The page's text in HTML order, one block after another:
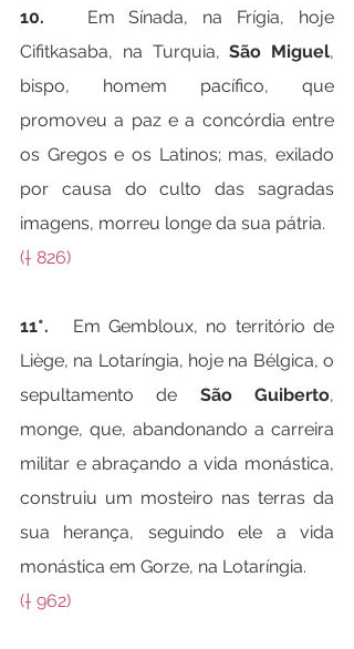
10. Em Sínada, na Frígia, hoje
Cifitkasaba, na Turquia, São Miguel,
bispo, homem pacífico, que
promoveu a paz e a concórdia entre
os Gregos e os Latinos; mas, exilado
por causa do culto das sagradas
imagens, morreu longe da sua pátria.
(† 826)
11*. Em Gembloux, no território de
Liège, na Lotaríngia, hoje na Bélgica, o
sepultamento de São Guiberto,
monge, que, abandonando a carreira
militar e abraçando a vida monástica,
construiu um mosteiro nas terras da
sua herança, seguindo ele a vida
monástica em Gorze, na Lotaríngia.
(† 962)